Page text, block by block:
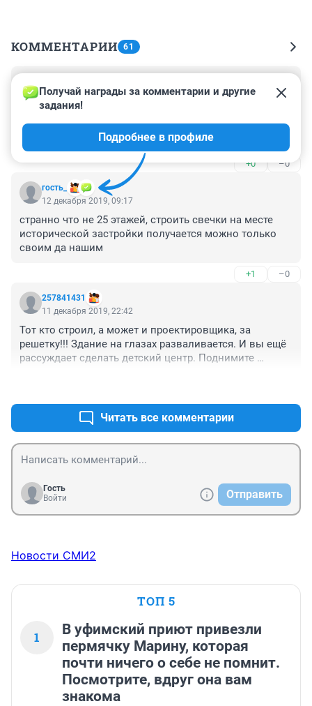
КОММЕНТАРИИ 61
13 декабря 2019, 09:39
Ну что вы ругаетесь!
Там должен быть или торговый центр, или гостиница,
или элитный дом - вы тенденцию в развитии города
разве не наблюдаете?!))
+0 –0
гость_
Получай награды за комментарии и другие
задания!
Подробнее в профиле
12 декабря 2019, 09:17
странно что не 25 этажей, строить свечки на месте
исторической застройки получается можно только
своим да нашим
+1 –0
257841431
11 декабря 2019, 22:42
Тот кто строил, а может и проектировщика, за
решетку!!! Здание на глазах разваливается. И вы ещё
рассуждает сделать детский центр. Поднимите
Читать все комментарии
Гость
Войти
Отправить
Новости СМИ2
ТОП 5
1
В уфимский приют привезли
пермячку Марину, которая
почти ничего о себе не помнит.
Посмотрите, вдруг она вам
знакома